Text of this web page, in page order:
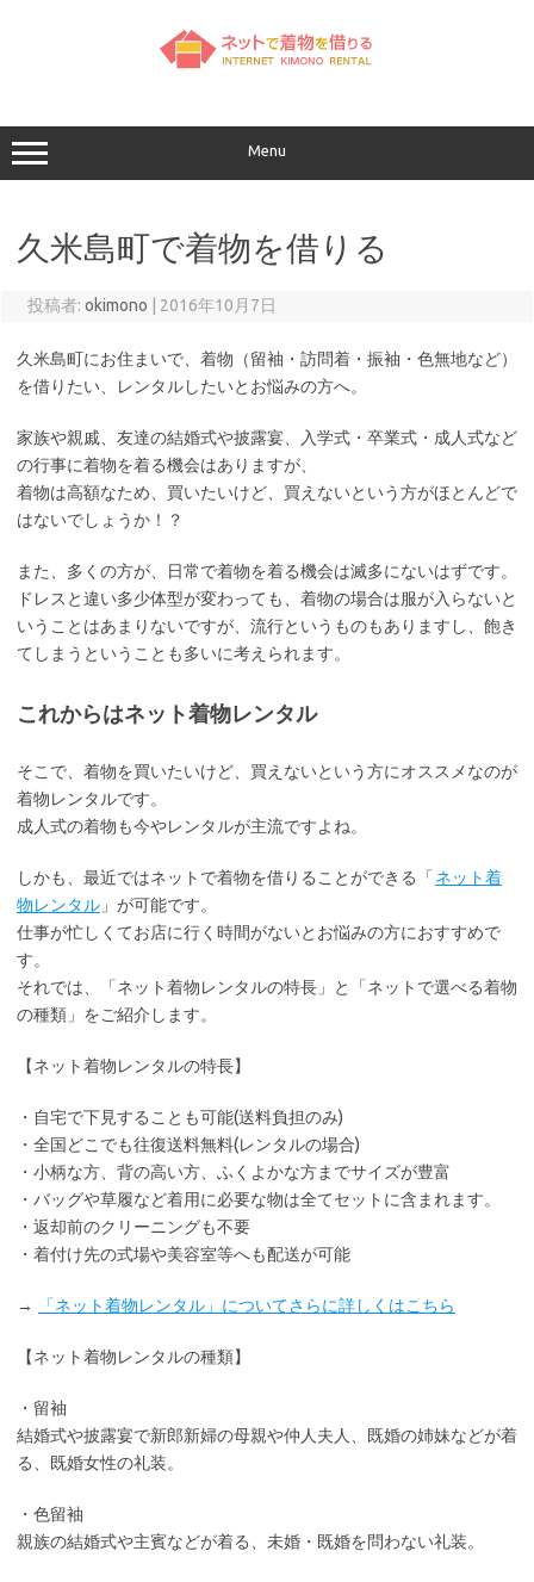
キ
ッ
プ
Menu
久米島町で着物を借りる
投稿者: okimono 2016年10月7日
久米島町にお住まいで、着物（留袖・訪問着・振袖・色無地など）
を借りたい、レンタルしたいとお悩みの方へ。
家族や親戚、友達の結婚式や披露宴、入学式・卒業式・成人式など
の行事に着物を着る機会はありますが、
着物は高額なため、買いたいけど、買えないという方がほとんどで
はないでしょうか！？
また、多くの方が、日常で着物を着る機会は滅多にないはずです。
ドレスと違い多少体型が変わっても、着物の場合は服が入らないと
いうことはあまりないですが、流行というものもありますし、飽き
てしまうということも多いに考えられます。
これからはネット着物レンタル
そこで、着物を買いたいけど、買えないという方にオススメなのが
着物レンタルです。
成人式の着物も今やレンタルが主流ですよね。
しかも、最近ではネットで着物を借りることができる「 ネット着
物レンタル 」が可能です。
仕事が忙しくてお店に行く時間がないとお悩みの方におすすめで
す。
それでは、「ネット着物レンタルの特長」と「ネットで選べる着物
の種類」をご紹介します。
【ネット着物レンタルの特長】
・ 自宅で下見することも可能(送料負担のみ)
・全国どこでも往復送料無料(レンタルの場合)
・小柄な方、背の高い方、ふくよかな方までサイズが豊富
・バッグや草履など着用に必要な物は全てセット に含まれます。
・返却前のクリーニングも不要
・着付け先の式場や美容室等へも配送が可能
→ 「ネット着物レンタル」についてさらに詳しくはこちら
【ネット着物レンタルの種類】
・留袖
結婚式や披露宴で新郎新婦の母親や仲人夫人、既婚の姉妹などが着
る、既婚女性の礼装。
・色留袖
親族の結婚式や主賓などが着る、未婚・既婚を問わない礼装。